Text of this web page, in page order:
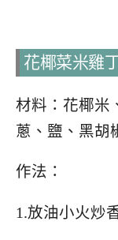
花椰菜米雞
材料：花椰米
蔥、鹽、黑胡
作法：
1.放油小火炒